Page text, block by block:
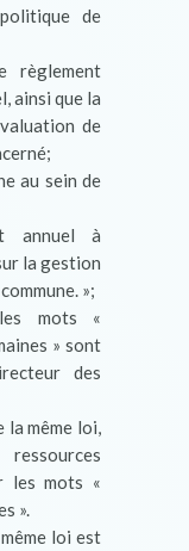
de
règlement
ainsi que la
de
au sein de
annuel à
la gestion
»;
mots «
» sont
des
la même loi,
les mots «
».
loi est